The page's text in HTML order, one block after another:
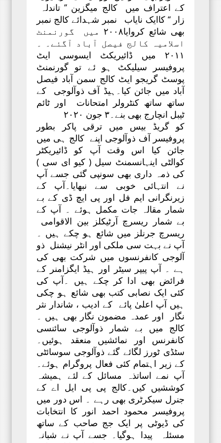
کے اعتراف میں کالج میگزین ’’ تاندلہ
زار ‘‘ کاایک نایاب نمبر شہدائے کالج نمبر
بھی شائع کروایا۲۰۰۸ میں گورنمنٹ
اسلامیہ کالج فیصل آباد آگئے۔ ۔
۲۰۱۱ میں ڈائیریکٹ ایسوسی ایٹ
پروفیسر سیلیکٹ ہو ئے تو گورنمنٹ
پوسٹ گریجو ایٹ کالج سمن آباد فیصل
آباد میں جائن کیا۔ہیڈ آف ذوآلوجی کے
ساتھ ساتھ کنٹرولر امتحانات اور ٹائم
ٹیبل انچارج بھی بنے۔۳ جون ۲۰۲۰
کو گریڈ بیس میں ترقی پاکر بطور
پروفیسر آف ذوآلوجی اپنے کالج ہی میں
جائن کیا اس وقت آپ کو ڈائیریکٹر
کوالٹی اینہانسمنٹ سیل ( کیو ای سی )
کی ذمہ داری بھی سونپی گئی جسے آپ
نے انتہائی خوبی سے نبھایا۔آپ کے
زیرنگرانی ایم فل اور پی ایچ ڈی کے بے
شمار مقالہ جات مکمل ہوئے ۔ آپ کے
بے شمار ریسرچ آرٹیکلز بین الاقوامی
ریسرچ جرنلز میں شائع ہو چکے ہیں ۔
آپ نے بہت سی ملکی اور انٹر نیشنل ذو
آلوجی کانفرنسوں میں شرکت بھی کی
ہے ۔ آپ پیپر سیٹر اور ہیڈ ایگزامنر کے
فرائض بھی ادا کر چکے ہیں ۔آپ کی
کئی ایک نصابی کتب بھی شائع ہو چکی
ہیں آپ اعلیٰ پائے کے ادیب ، شاندار نثر
نگار اور عمدہ مضمون نگار بھی ہیں ۔
کالج میں بے شمار ذوآلوجی سائنسی
کانفرنس اور نمائشیں منعقد ہوئیں۔
سٹڈی ٹورز لگائے گئے ذوآلوجی سوسائٹی
کے زیر اہتمام کئی فعال پروگرام ہوئے۔
آپ نمے اساتذہ مسائل کے لئے ہمیشہ
کوششیں کیں۔کالج پی پی ایل اے کے
جنرل سیکرٹری بھی رہے ۔ اس دور میں
پروفیسر محمود احمد انور کا انتخابات
کی ڈیوٹی پر ایک جج صاحب کے ساتھ
مسئلہ پیدا ہوگیا۔ جسے آپ نے شبانہ